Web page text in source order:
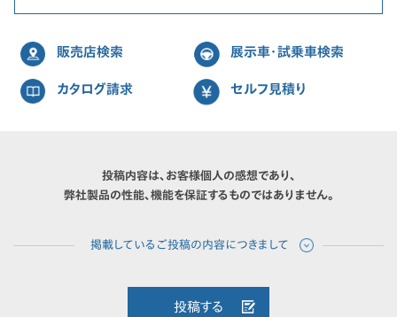
販売店検索 展示車・試乗車検索
カタログ請求 セルフ見積り
投稿内容は、お客様個人の感想であり、
弊社製品の性能、機能を保証するものではありません。
投稿する